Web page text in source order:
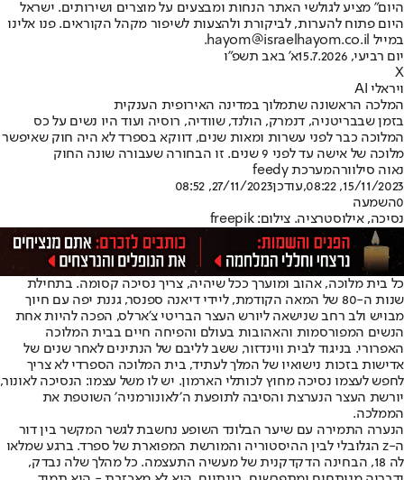
היום" מציע לגולשי האתר הנחות ומבצעים על מוצרים ושירותים. ישראל
היום פתוח להערות, לביקורת ולהצעות לשיפור מקהל הקוראים. פנו אלינו
במייל hayom@israelhayom.co.il.
יום רביעי, 15.7.2026
א' באב תשפ"ו
X
ויראלי AI
המלכה הראשונה שתמלוך במדינה האירופית הענקית
בזמן שבבריטניה, דנמרק, הולנד, שוודיה, רוסיה ועוד היו נשים על כס
המלוכה כבר לפני עשרות ומאות שנים, דווקא בספרד לא היה חוק שאיפשר
מלוכה של אישה עד לפני 9 שנים. זו הבחורה שעבורה שונה החוק
נאוה סילוורהמערכת feedy
15/11/2023, 08:22
,עודכן27/11/2023, 08:52
0השמעה
נסיכה, אילוסטרציה. צילום: freepik
כל בית מלוכה, אהוב ומוערך ככל שיהיה, צריך נסיכה קסומה. בתחילת
שנות ה-80 של המאה הקודמת, ליידי דיאנה ספנסר, גננת יפה עם חיוך
מבויש ולב רחב שנישאה ליורש העצר הבריטי צ'ארלס, הפכה להיות אחת
הנשים המפורסמות והאהובות בעולם והפיחה חיים בבית המלוכה
האפרורי. בניגוד לבית ווינדזור, ששב לליבם של הנתינים לאחר שנים של
אדישות בזכות נישואיו של המלך לעתיד, בית המלוכה הספרדי לא צריך
לחפש לעצמו נסיכה מחוץ לכותלי הארמון. יש לו משל עצמו: הנסיכה לאונור,
יורשת העצר הנערצת והסיבה לתופעת ה׳לאונורמניה׳ השוטפת את
הממלכה.
הנערה התמירה עם שיער הבלונד השופע נחשבת לגשר המקשר בין דור
ה-z הגלובלי לבין ההיסטוריה והמורשת המפוארת של ספרד. ברגע שמלאו
לה 18, הבחינה הדקדקנית של מעשיה התעצמה. כל מהלך שלה נבדק,